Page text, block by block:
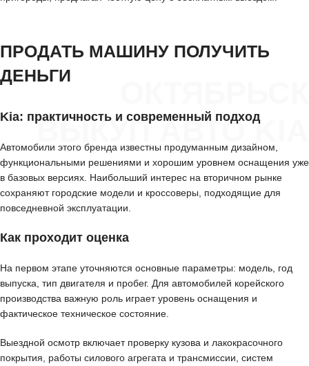
ВЫКУП АВТО KIA
ПРОДАТЬ МАШИНУ ПОЛУЧИТЬ
ДЕНЬГИ
Kia: практичность и современный подход
Автомобили этого бренда известны продуманным дизайном,
функциональными решениями и хорошим уровнем оснащения уже
в базовых версиях. Наибольший интерес на вторичном рынке
сохраняют городские модели и кроссоверы, подходящие для
повседневной эксплуатации.
Как проходит оценка
На первом этапе уточняются основные параметры: модель, год
выпуска, тип двигателя и пробег. Для автомобилей корейского
производства важную роль играет уровень оснащения и
фактическое техническое состояние.
Выездной осмотр включает проверку кузова и лакокрасочного
покрытия, работы силового агрегата и трансмиссии, систем